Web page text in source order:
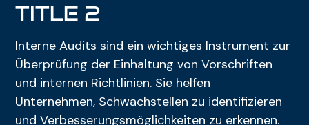
title 2
Interne Audits sind ein wichtiges Instrument zur
Überprüfung der Einhaltung von Vorschriften
und internen Richtlinien. Sie helfen
Unternehmen, Schwachstellen zu identifizieren
und Verbesserungsmöglichkeiten zu erkennen.